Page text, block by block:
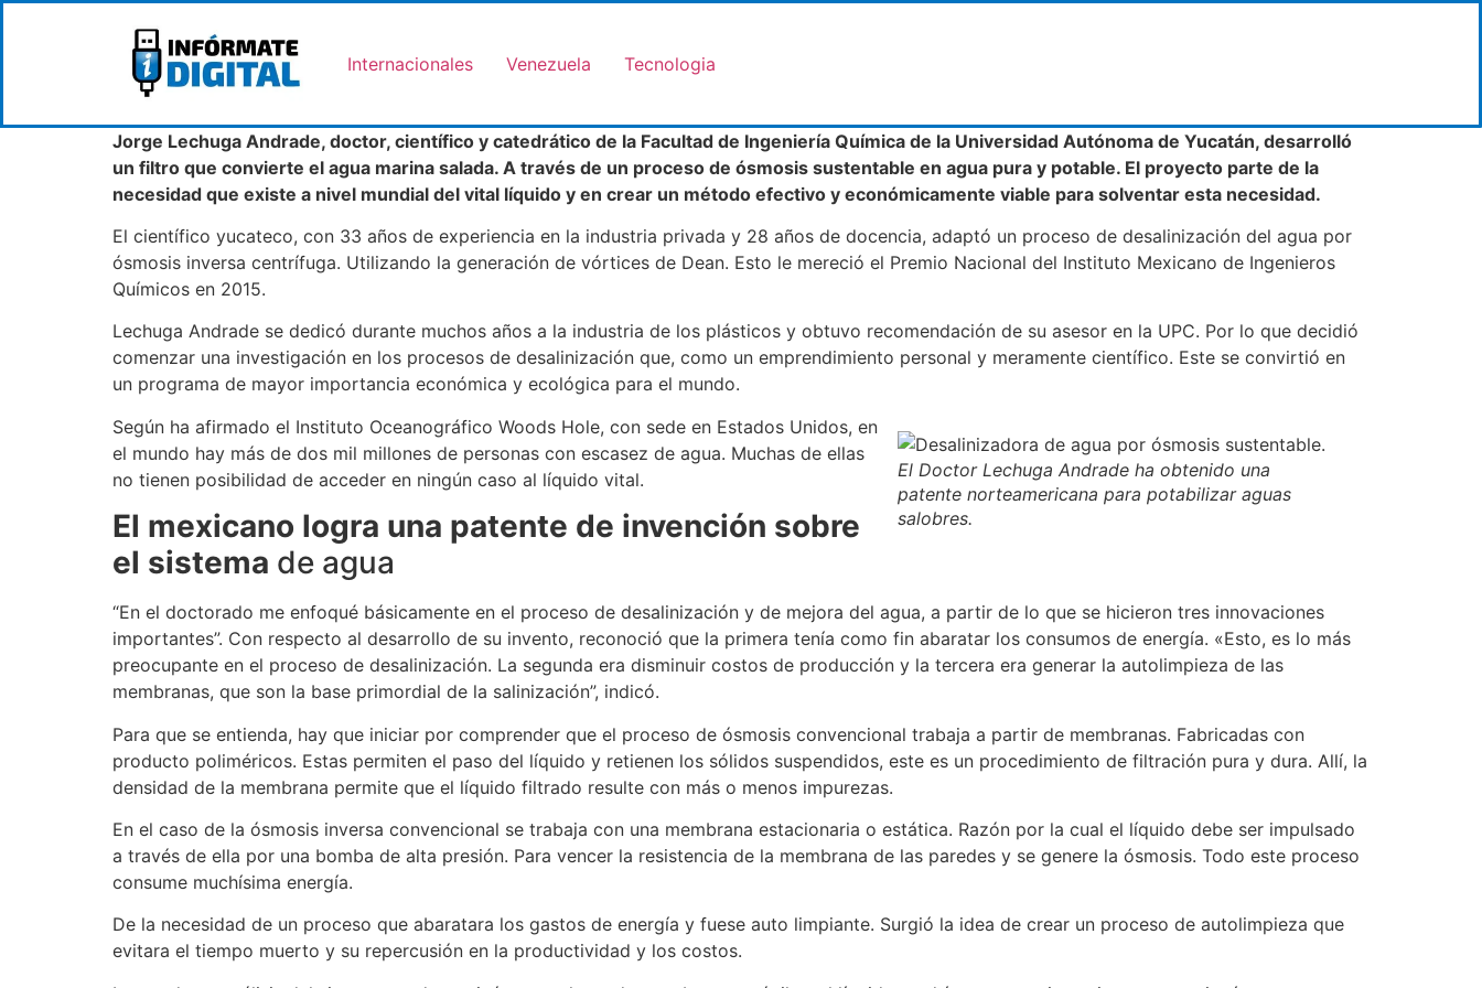
Internacionales Venezuela Tecnologia
Jorge Lechuga Andrade, doctor, científico y catedrático de la Facultad de Ingeniería Química de la Universidad Autónoma de Yucatán, desarrolló
un filtro que convierte el agua marina salada. A través de un proceso de ósmosis sustentable en agua pura y potable. El proyecto parte de la
necesidad que existe a nivel mundial del vital líquido y en crear un método efectivo y económicamente viable para solventar esta necesidad.
El científico yucateco, con 33 años de experiencia en la industria privada y 28 años de docencia, adaptó un proceso de desalinización del agua por
ósmosis inversa centrífuga. Utilizando la generación de vórtices de Dean. Esto le mereció el Premio Nacional del Instituto Mexicano de Ingenieros
Químicos en 2015.
Lechuga Andrade se dedicó durante muchos años a la industria de los plásticos y obtuvo recomendación de su asesor en la UPC. Por lo que decidió
comenzar una investigación en los procesos de desalinización que, como un emprendimiento personal y meramente científico. Este se convirtió en
un programa de mayor importancia económica y ecológica para el mundo.
El Doctor Lechuga Andrade ha obtenido una
patente norteamericana para potabilizar aguas
salobres.
Según ha afirmado el Instituto Oceanográfico Woods Hole, con sede en Estados Unidos, en
el mundo hay más de dos mil millones de personas con escasez de agua. Muchas de ellas
no tienen posibilidad de acceder en ningún caso al líquido vital.
El mexicano logra una patente de invención sobre
el sistema de agua
“En el doctorado me enfoqué básicamente en el proceso de desalinización y de mejora del agua, a partir de lo que se hicieron tres innovaciones
importantes”. Con respecto al desarrollo de su invento, reconoció que la primera tenía como fin abaratar los consumos de energía. «Esto, es lo más
preocupante en el proceso de desalinización. La segunda era disminuir costos de producción y la tercera era generar la autolimpieza de las
membranas, que son la base primordial de la salinización”, indicó.
Para que se entienda, hay que iniciar por comprender que el proceso de ósmosis convencional trabaja a partir de membranas. Fabricadas con
producto poliméricos. Estas permiten el paso del líquido y retienen los sólidos suspendidos, este es un procedimiento de filtración pura y dura. Allí, la
densidad de la membrana permite que el líquido filtrado resulte con más o menos impurezas.
En el caso de la ósmosis inversa convencional se trabaja con una membrana estacionaria o estática. Razón por la cual el líquido debe ser impulsado
a través de ella por una bomba de alta presión. Para vencer la resistencia de la membrana de las paredes y se genere la ósmosis. Todo este proceso
consume muchísima energía.
De la necesidad de un proceso que abaratara los gastos de energía y fuese auto limpiante. Surgió la idea de crear un proceso de autolimpieza que
evitara el tiempo muerto y su repercusión en la productividad y los costos.